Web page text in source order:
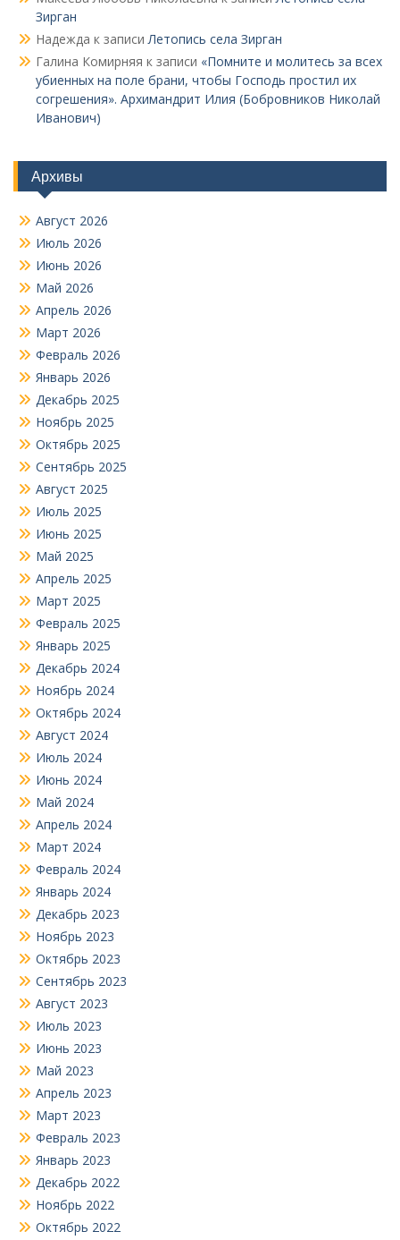
Зирган
Надежда к записиЛетопись села Зирган
Галина Комирняя к записи «Помните и молитесь за всех
убиенных на поле брани, чтобы Господь простил их
согрешения». Архимандрит Илия (Бобровников Николай
Иванович)
Архивы
Август 2026
Июль 2026
Июнь 2026
Май 2026
Апрель 2026
Март 2026
Февраль 2026
Январь 2026
Декабрь 2025
Ноябрь 2025
Октябрь 2025
Сентябрь 2025
Август 2025
Июль 2025
Июнь 2025
Май 2025
Апрель 2025
Март 2025
Февраль 2025
Январь 2025
Декабрь 2024
Ноябрь 2024
Октябрь 2024
Август 2024
Июль 2024
Июнь 2024
Май 2024
Апрель 2024
Март 2024
Февраль 2024
Январь 2024
Декабрь 2023
Ноябрь 2023
Октябрь 2023
Сентябрь 2023
Август 2023
Июль 2023
Июнь 2023
Май 2023
Апрель 2023
Март 2023
Февраль 2023
Январь 2023
Декабрь 2022
Ноябрь 2022
Октябрь 2022